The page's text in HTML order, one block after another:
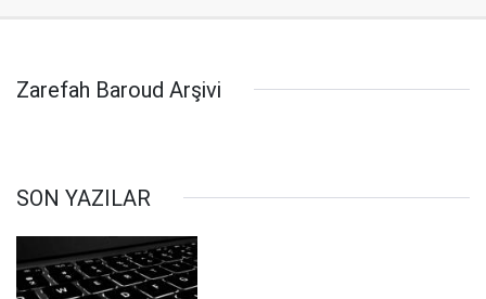
Zarefah Baroud Arşivi
SON YAZILAR